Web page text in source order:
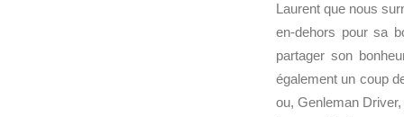
Laurent que nous
en-dehors pour sa
partager son
également un coup
ou, Genleman